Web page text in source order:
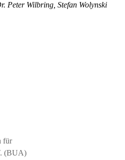
Peter Wilbring, Stefan Wolynski
für
(BUA)